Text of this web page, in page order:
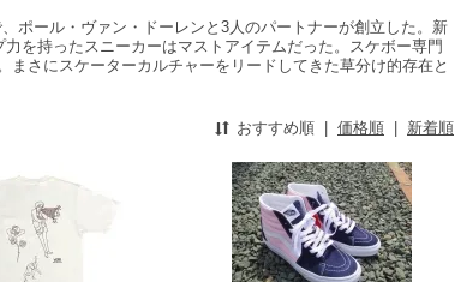
ポール・ヴァン・ドーレンと3人のパートナーが創立した。新
を持ったスニーカーはマストアイテムだった。スケボー専門
さにスケーターカルチャーをリードしてきた草分け的存在と
おすすめ順 価格順 新着順